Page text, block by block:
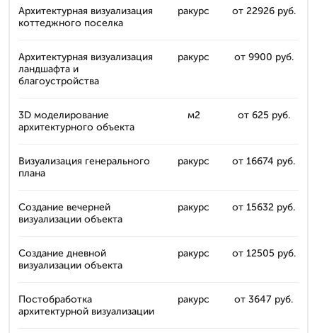
Архитектурная визуализация
коттеджного поселка
ракурс от 22926 руб.
Архитектурная визуализация
ландшафта и
благоустройства
ракурс от 9900 руб.
3D моделирование
архитектурного объекта
м2 от 625 руб.
Визуализация генерального
плана
ракурс от 16674 руб.
Создание вечерней
визуализации объекта
ракурс от 15632 руб.
Создание дневной
визуализации объекта
ракурс от 12505 руб.
Постобработка
архитектурной визуализации
ракурс от 3647 руб.